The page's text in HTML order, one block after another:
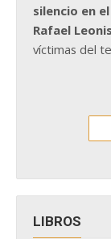
silencio en
Rafael
víctimas del
LIBROS